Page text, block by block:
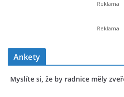
Ankety
Myslíte si, že by radnice měly